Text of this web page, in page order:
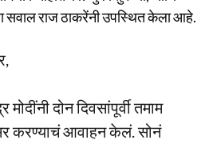
सवाल राज ठाकरेंनी उपस्थित केला आहे.
दोन दिवसांपूर्वी तमाम
करण्याचं आवाहन केलं. सोनं